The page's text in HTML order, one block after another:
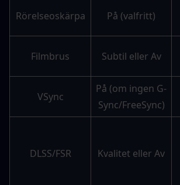
Rörelseoskärpa På (valfritt)
Filmbrus Subtil eller Av
VSync
På (om ingen G-
Sync/FreeSync)
DLSS/FSR Kvalitet eller Av